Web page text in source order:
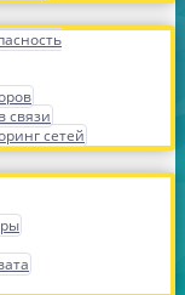
связи
сетей